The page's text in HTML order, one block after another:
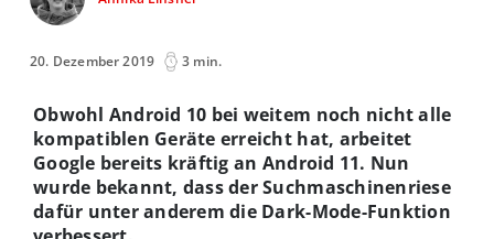
20. Dezember 2019 3 min.
Obwohl Android 10 bei weitem noch nicht alle
kompatiblen Geräte erreicht hat, arbeitet
Google bereits kräftig an Android 11. Nun
wurde bekannt, dass der Suchmaschinenriese
dafür unter anderem die Dark-Mode-Funktion